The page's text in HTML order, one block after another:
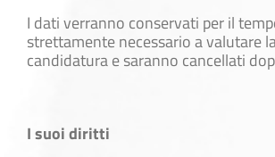
I dati verranno conservati per il
strettamente necessario a valutare
candidatura e saranno cancellati
I suoi diritti